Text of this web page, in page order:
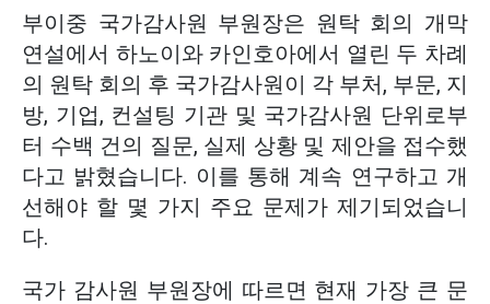
부이중 국가감사원 부원장은 원탁 회의 개막
연설에서 하노이와 카인호아에서 열린 두 차례
의 원탁 회의 후 국가감사원이 각 부처, 부문, 지
방, 기업, 컨설팅 기관 및 국가감사원 단위로부
터 수백 건의 질문, 실제 상황 및 제안을 접수했
다고 밝혔습니다. 이를 통해 계속 연구하고 개
선해야 할 몇 가지 주요 문제가 제기되었습니
다.
국가 감사원 부원장에 따르면 현재 가장 큰 문